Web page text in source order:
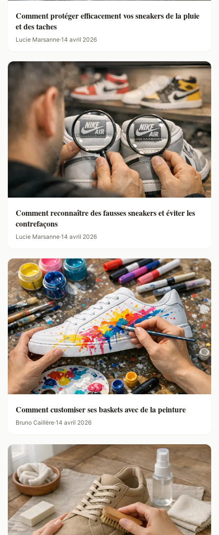
Comment protéger efficacement vos sneakers de la pluie
et des taches
Lucie Marsanne·14 avril 2026
Comment reconnaître des fausses sneakers et éviter les
contrefaçons
Lucie Marsanne·14 avril 2026
Comment customiser ses baskets avec de la peinture
Bruno Caillère·14 avril 2026